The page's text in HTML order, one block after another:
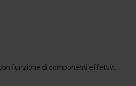
funzione di componenti effettivi.